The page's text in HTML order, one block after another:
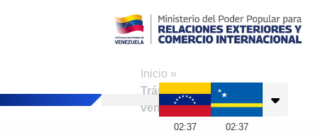
Inicio »
Trámites a
venezolanos
02:37 02:37